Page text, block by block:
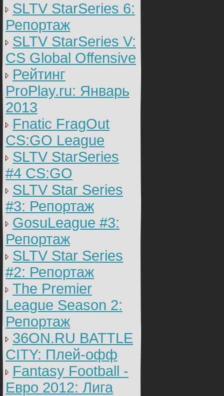
SLTV StarSeries 6:
Репортаж
SLTV StarSeries V:
CS Global Offensive
Рейтинг
ProPlay.ru: Январь
2013
Fnatic FragOut
CS:GO League
SLTV StarSeries
#4 CS:GO
SLTV Star Series
#3: Репортаж
GosuLeague #3:
Репортаж
SLTV Star Series
#2: Репортаж
The Premier
League Season 2:
Репортаж
36ON.RU BATTLE
CITY: Плей-офф
Fantasy Football -
Евро 2012: Лига